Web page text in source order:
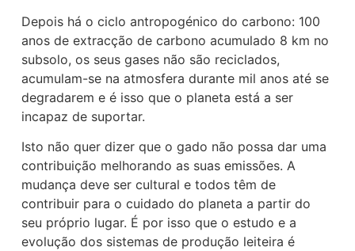
Depois há o ciclo antropogénico do carbono: 100
anos de extracção de carbono acumulado 8 km no
subsolo, os seus gases não são reciclados,
acumulam-se na atmosfera durante mil anos até se
degradarem e é isso que o planeta está a ser
incapaz de suportar.
Isto não quer dizer que o gado não possa dar uma
contribuição melhorando as suas emissões. A
mudança deve ser cultural e todos têm de
contribuir para o cuidado do planeta a partir do
seu próprio lugar. É por isso que o estudo e a
evolução dos sistemas de produção leiteira é